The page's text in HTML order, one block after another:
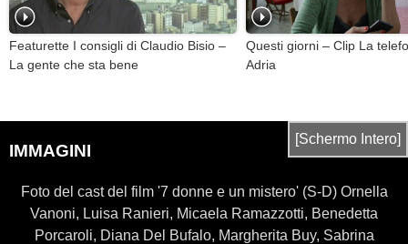
Featurette I consigli di Claudio Bisio –
La gente che sta bene
Questi giorni – Clip La
Adria
IMMAGINI
[Schermo Intero]
Foto del cast del film '7 donne e un mistero' (S-D) Ornella
Vanoni, Luisa Ranieri, Micaela Ramazzotti, Benedetta
Porcaroli, Diana Del Bufalo, Margherita Buy, Sabrina